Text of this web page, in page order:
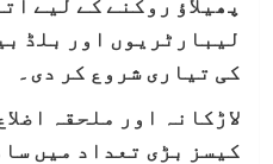
لیبارٹریوں اور بلڈ
کی تیاری شروع کر دی۔
لاڑکانہ اور ملحقہ
کیسز بڑی تعداد میں